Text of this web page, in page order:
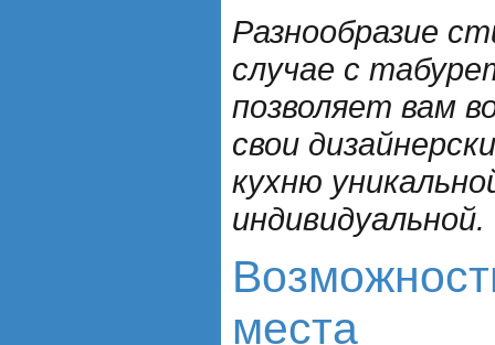
Разнообразие
случае с
позволяет вам
свои
кухню
индивидуальной.
места